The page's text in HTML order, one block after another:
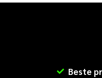
Beste